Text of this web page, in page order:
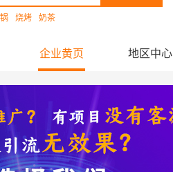
烧烤 奶茶
企业黄页 地区中心